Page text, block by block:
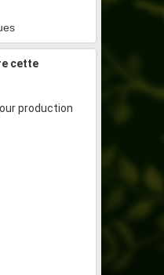
cette
production